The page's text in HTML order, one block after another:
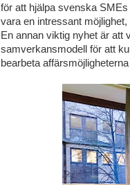
för att hjälpa svenska
vara en intressant
En annan viktig nyhet är att
samverkansmodell för att
bearbeta